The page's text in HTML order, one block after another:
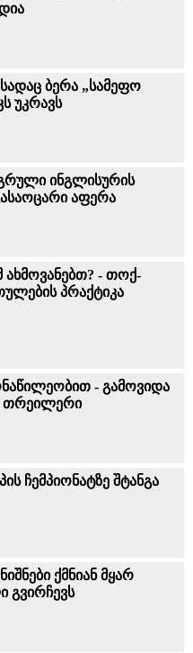
ბერა „სამეფო
უკრავს
ინგლისურის
აფერა
ახმოვანებთ? - თოქ-
პრაქტიკა
- გამოვიდა
თრეილერი
ჩემპიონატზე შტანგა
ქმნიან მყარ
გვირჩევს